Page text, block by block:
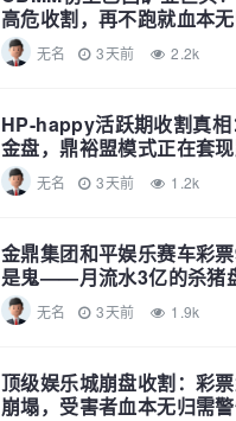
高危收割，再不跑就血本
无名 3天前 2.2k
HP-happy活跃期收割真
金盘，鼎裕盟模式正在套
无名 3天前 1.2k
金鼎集团和平娱乐赛车彩
是鬼——月流水3亿的杀猪
无名 3天前 1.9k
顶级娱乐城崩盘收割：彩
崩塌，受害者血本无归需